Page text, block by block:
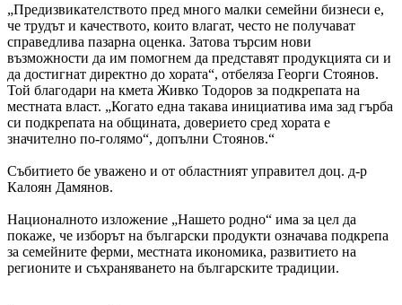
„Предизвикателството пред много малки семейни бизнеси е,
че трудът и качеството, които влагат, често не получават
справедлива пазарна оценка. Затова търсим нови
възможности да им помогнем да представят продукцията си и
да достигнат директно до хората“, отбеляза Георги Стоянов.
Той благодари на кмета Живко Тодоров за подкрепата на
местната власт. „Когато една такава инициатива има зад гърба
си подкрепата на общината, доверието сред хората е
значително по-голямо“, допълни Стоянов.“
Събитието бе уважено и от областният управител доц. д-р
Калоян Дамянов.
Националното изложение „Нашето родно“ има за цел да
покаже, че изборът на български продукти означава подкрепа
за семейните ферми, местната икономика, развитието на
регионите и съхраняването на българските традиции.